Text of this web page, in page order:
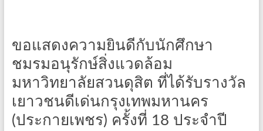
ขอแสดงความยินดีกับนักศึกษา
ชมรมอนุรักษ์สิ่งแวดล้อม
มหาวิทยาลัยสวนดุสิต ที่ได้รับรางวัล
เยาวชนดีเด่นกรุงเทพมหานคร
(ประกายเพชร) ครั้งที่ 18 ประจำปี